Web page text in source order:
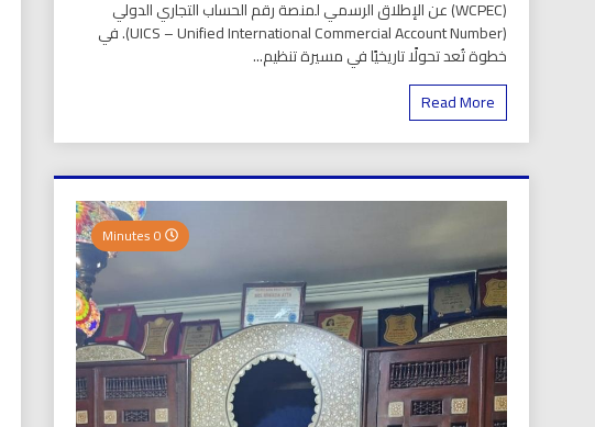
(WCPEC) عن الإطلاق الرسمي لمنصة رقم الحساب التجاري الدولي
(UICS – Unified International Commercial Account Number). في
خطوة تُعد تحولًا تاريخيًا في مسيرة تنظيم...
Read More